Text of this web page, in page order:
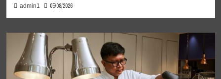
admin1 05/08/2026